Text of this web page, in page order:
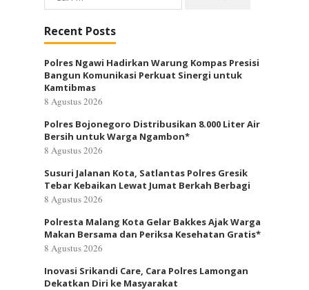
untuk:
Recent Posts
Polres Ngawi Hadirkan Warung Kompas Presisi
Bangun Komunikasi Perkuat Sinergi untuk
Kamtibmas
8 Agustus 2026
Polres Bojonegoro Distribusikan 8.000 Liter Air
Bersih untuk Warga Ngambon*
8 Agustus 2026
Susuri Jalanan Kota, Satlantas Polres Gresik
Tebar Kebaikan Lewat Jumat Berkah Berbagi
8 Agustus 2026
Polresta Malang Kota Gelar Bakkes Ajak Warga
Makan Bersama dan Periksa Kesehatan Gratis*
8 Agustus 2026
Inovasi Srikandi Care, Cara Polres Lamongan
Dekatkan Diri ke Masyarakat